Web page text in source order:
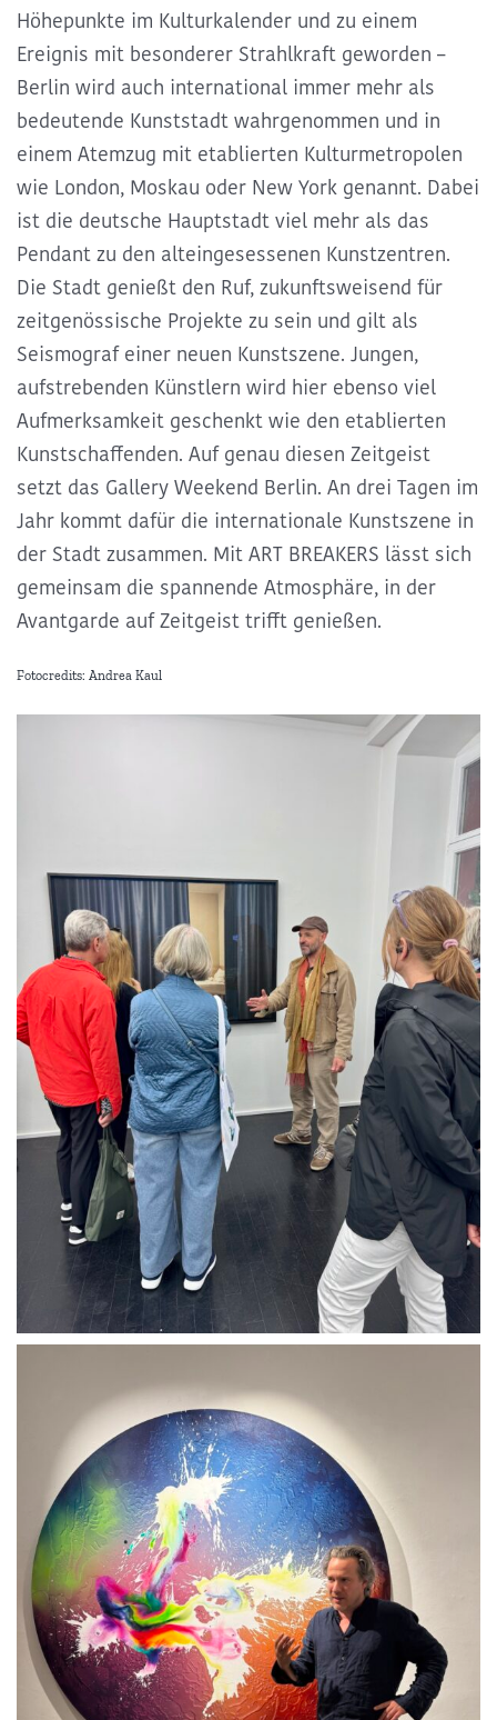
Höhepunkte im Kulturkalender und zu einem
Ereignis mit besonderer Strahlkraft geworden –
Berlin wird auch international immer mehr als
bedeutende Kunststadt wahrgenommen und in
einem Atemzug mit etablierten Kulturmetropolen
wie London, Moskau oder New York genannt. Dabei
ist die deutsche Hauptstadt viel mehr als das
Pendant zu den alteingesessenen Kunstzentren.
Die Stadt genießt den Ruf, zukunftsweisend für
zeitgenössische Projekte zu sein und gilt als
Seismograf einer neuen Kunstszene. Jungen,
aufstrebenden Künstlern wird hier ebenso viel
Aufmerksamkeit geschenkt wie den etablierten
Kunstschaffenden. Auf genau diesen Zeitgeist
setzt das Gallery Weekend Berlin. An drei Tagen im
Jahr kommt dafür die internationale Kunstszene in
der Stadt zusammen. Mit ART BREAKERS lässt sich
gemeinsam die spannende Atmosphäre, in der
Avantgarde auf Zeitgeist trifft genießen.
Fotocredits: Andrea Kaul